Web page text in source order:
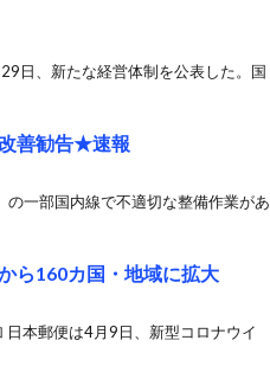
日、新たな経営体制を公表した。国
善勧告★速報
一部国内線で不適切な整備作業があ
ら160カ国・地域に拡大
本郵便は4月9日、新型コロナウイ